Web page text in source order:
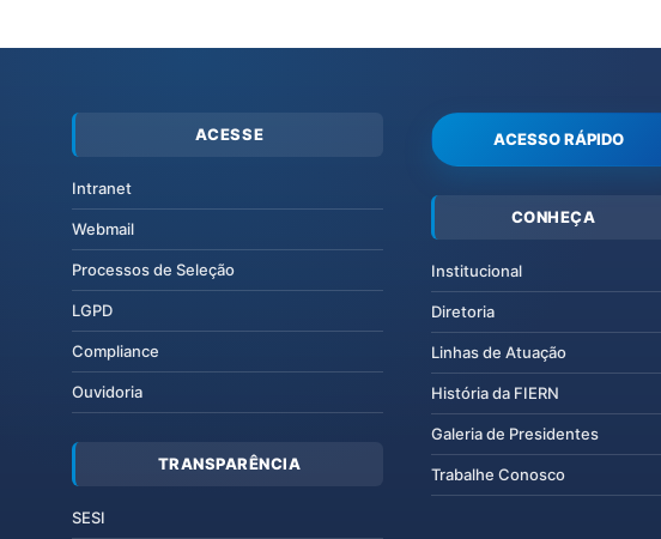
ACESSE
Intranet
Webmail
Processos de Seleção
LGPD
Compliance
Ouvidoria
TRANSPARÊNCIA
SESI
ACESSO RÁPIDO
CONHEÇA
Institucional
Diretoria
Linhas de Atuação
História da FIERN
Galeria de Presidentes
Trabalhe Conosco